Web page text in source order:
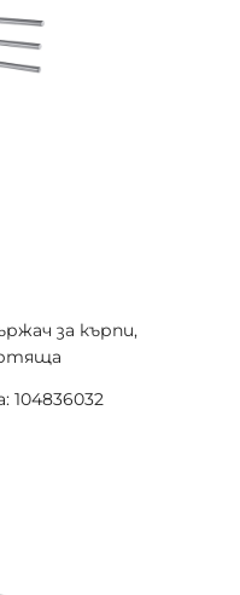
за кърпи,
104836032